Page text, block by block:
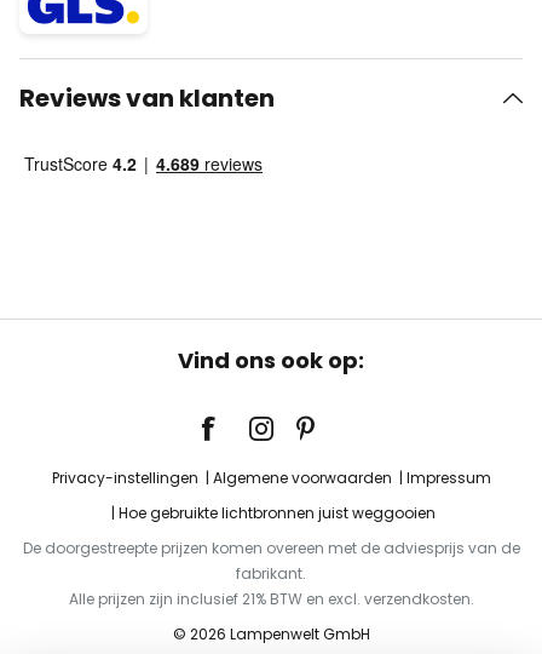
Reviews van klanten
Vind ons ook op:
Privacy-instellingen Algemene voorwaarden
Impressum
Hoe gebruikte lichtbronnen juist weggooien
De doorgestreepte prijzen komen overeen met de adviesprijs van de
fabrikant.
Alle prijzen zijn inclusief 21% BTW en excl. verzendkosten.
© 2026 Lampenwelt GmbH